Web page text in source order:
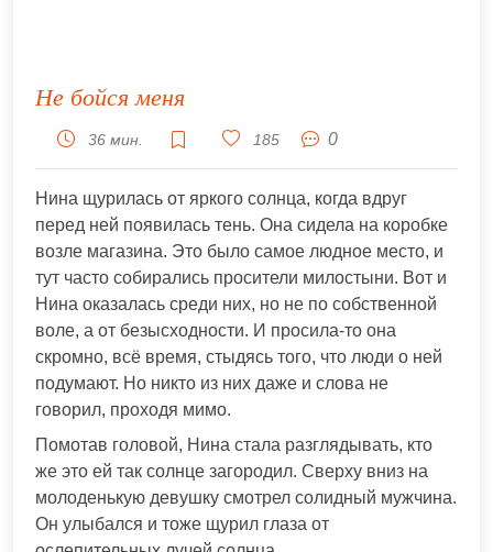
Не бойся меня
36 мин. 185 0
Нина щурилась от яркого солнца, когда вдруг
перед ней появилась тень. Она сидела на коробке
возле магазина. Это было самое людное место, и
тут часто собирались просители милостыни. Вот и
Нина оказалась среди них, но не по собственной
воле, а от безысходности. И просила-то она
скромно, всё время, стыдясь того, что люди о ней
подумают. Но никто из них даже и слова не
говорил, проходя мимо.
Помотав головой, Нина стала разглядывать, кто
же это ей так солнце загородил. Сверху вниз на
молоденькую девушку смотрел солидный мужчина.
Он улыбался и тоже щурил глаза от